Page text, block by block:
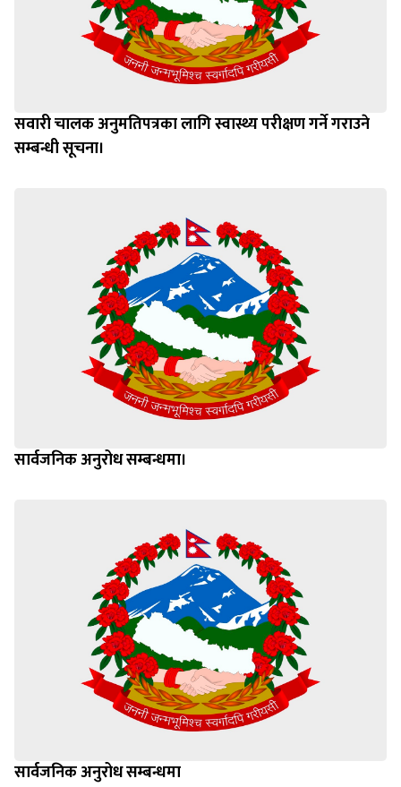
सवारी चालक अनुमतिपत्रका लागि स्वास्थ्य परीक्षण गर्ने गराउने
सम्बन्धी सूचना।
सार्वजनिक अनुरोध सम्बन्धमा।
सार्वजनिक अनुरोध सम्बन्धमा